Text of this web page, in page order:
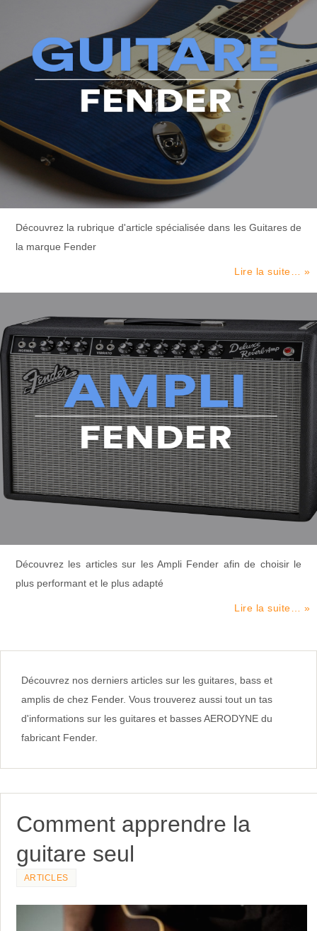
la marque Fender
plus performant et le plus adapté
amplis de chez Fender. Vous trouverez aussi tout un tas
d'informations sur les guitares et basses AERODYNE du
fabricant Fender.
Comment apprendre la
guitare seul
ARTICLES